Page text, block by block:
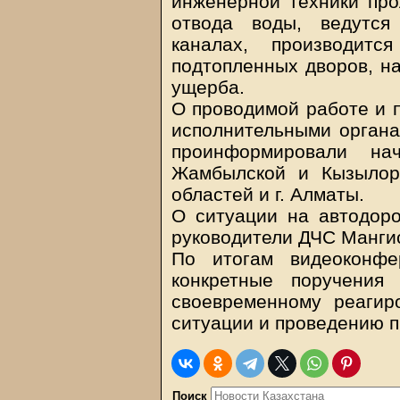
отвода воды, ведутся
каналах,
подтопленных дворов,
ущерба.
О проводимой работе и
исполнительными
проинформировали
Жамбылской и
областей и г. Алматы.
О ситуации на
руководители ДЧС
По итогам
конкретные
своевременному
ситуации и проведению
Поиск